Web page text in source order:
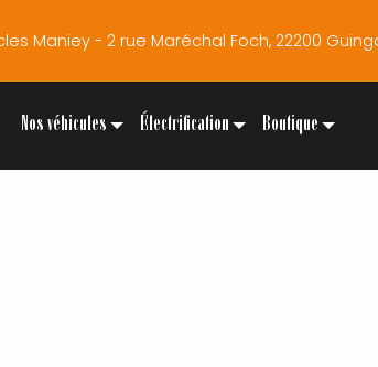
Maniey - 2 rue Maréchal Foch, 22200
Nos véhicules Électrification Boutique